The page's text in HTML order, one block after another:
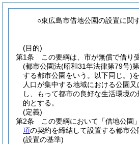
○東広島市借地公園の設置に関
(目的)
第1条
この要綱は、市が無償で借り
(都市公園法(昭和31年法律第79号)
する都市公園をいう。以下同じ。)
人口が集中する地域における公園
し、もって都市の良好な生活環境
的とする。
(定義)
第2条
この要綱において「借地公園
項の契約を締結して設置する都市公
(設置の基準)